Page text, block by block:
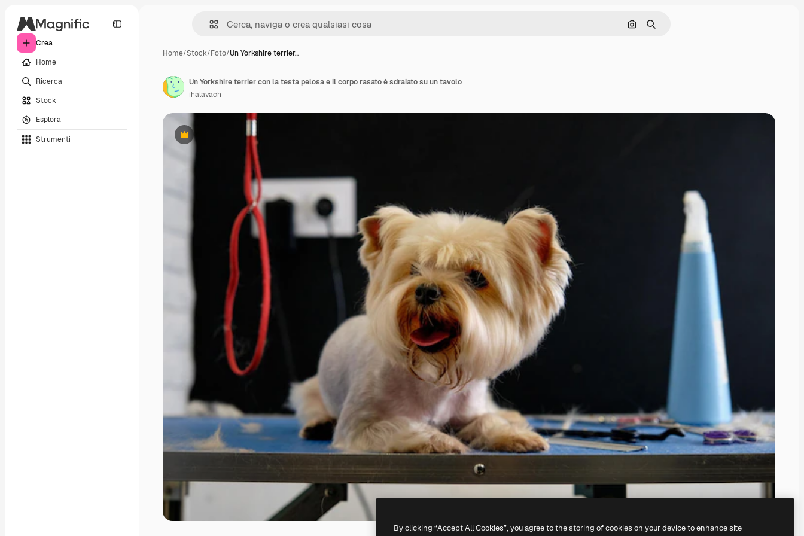
Crea
Home
Ricerca
Stock
Esplora
Strumenti
Cerca per immagine
Ricerca
Home/Stock/Foto/Un Yorkshire terrier…
Premium
Un Yorkshire terrier con la testa pelosa e il corpo rasato è sdraiato su un tavolo
ihalavach
By clicking “Accept All Cookies”, you agree to the storing of cookies on your device to enhance site